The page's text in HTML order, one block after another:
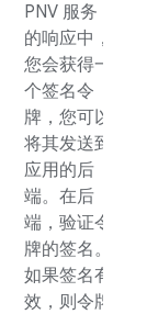
PNV 服务
的响应中，
您会获得一
个签名令
牌，您可以
将其发送到
应用的后
端。在后
端，验证令
牌的签名。
如果签名有
效，则令牌